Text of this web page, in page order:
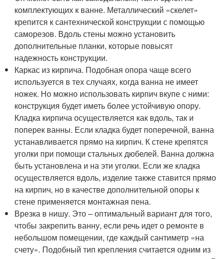
комплектующих к ванне. Металлический «скелет»
крепится к сантехнической конструкции с помощью
саморезов. Вдоль стены можно установить
дополнительные планки, которые повысят
надежность конструкции.
Каркас из кирпича. Подобная опора чаще всего
используется в тех случаях, когда ванна не имеет
ножек. Но можно использовать кирпич вкупе с ними:
конструкция будет иметь более устойчивую опору.
Кладка кирпича осуществляется как вдоль, так и
поперек ванны. Если кладка будет поперечной, ванна
устанавливается прямо на кирпич. К стене крепятся
уголки при помощи стальных дюбелей. Ванна должна
быть установлена и на эти уголки. Если же кладка
осуществляется вдоль, изделие также ставится прямо
на кирпич, но в качестве дополнительной опоры к
стене применяется монтажная пена.
Врезка в нишу. Это – оптимальный вариант для того,
чтобы закрепить ванну, если речь идет о ремонте в
небольшом помещении, где каждый сантиметр «на
счету». Подобный тип крепления считается одним из